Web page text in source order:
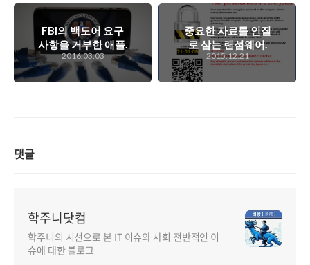
FBI의 백도어 요구
사항을 거부한 애플.
국가와 개인 중 어느
것이 우선인가의 프
레임 전쟁에서 개인
2016.03.03
중요한 자료를 인질
로 삼는 랜섬웨어.
한동안 조용했다가
다시 활개치기 시작
했는데...
2015.12.21
댓글
학주니닷컴
학주니의 시선으로 본 IT 이슈와 사회 전반적인 이
슈에 대한 블로그